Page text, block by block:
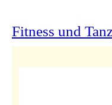
Fitness und